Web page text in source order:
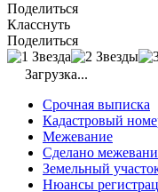
Поделиться
Класснуть
Поделиться
Загрузка...
Срочная выписка
Кадастровый
Межевание
Сделано
Земельный
Нюансы